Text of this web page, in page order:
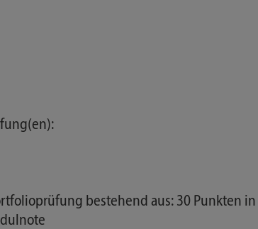
bestehend aus: 30 Punkten